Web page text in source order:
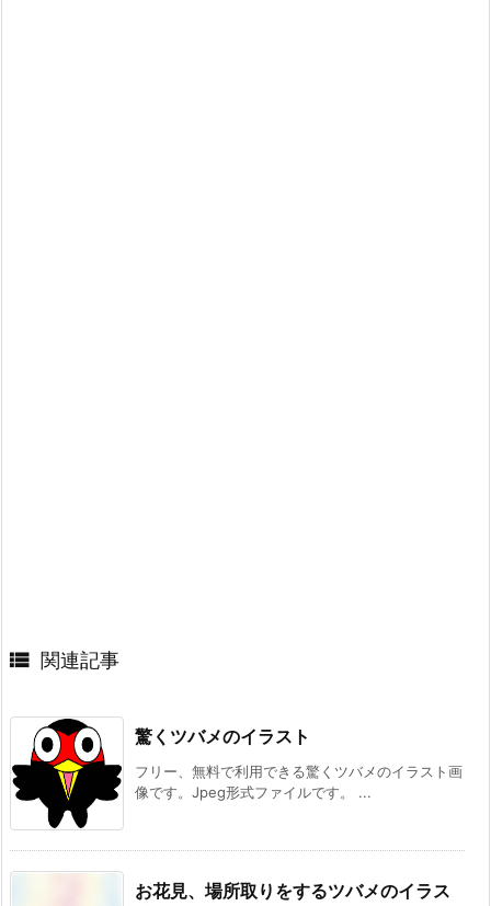
 関連記事
驚くツバメのイラスト
フリー、無料で利用できる驚くツバメのイラスト画
像です。Jpeg形式ファイルです。 ...
お花見、場所取りをするツバメのイラス